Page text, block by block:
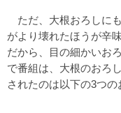
ただ、大根おろしに
がより壊れたほうが辛
だから、目の細かいお
で番組は、大根のおろ
されたのは以下の3つの